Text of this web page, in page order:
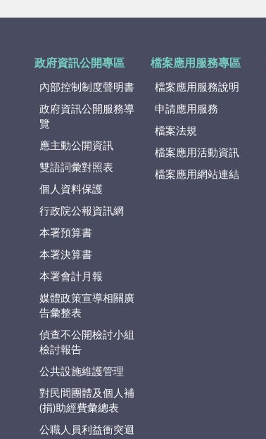
政府資訊公開專區
內部控制制度聲明書
政府資訊公開服務導
覽
應主動公開資訊
雙語詞彙對照表
個人資料保護
行政院公報資訊網
本署預算書
本署決算書
本署會計月報
媒體政策宣導相關廣
告彙整表
偵查不公開檢討小組
檢討報告
公共設施維護管理
對民間團體及個人補
(捐)助經費彙總表
公職人員利益衝突迴
檔案應用服務專區
檔案應用服務說明
申請應用服務
檔案法規
檔案應用活動資訊
檔案應用網站連結